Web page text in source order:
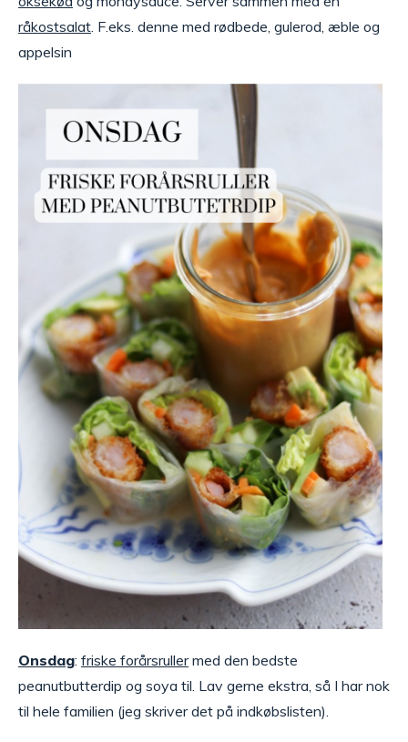
råkostsalat. F.eks. denne med rødbede, gulerod, æble og
appelsin
Onsdag: friske forårsrullermed den bedste
peanutbutterdip og soya til. Lav gerne ekstra, så I har nok
til hele familien (jeg skriver det på indkøbslisten).